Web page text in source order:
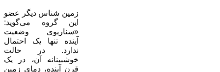
زمین شناس دیگر عضو
این گروه می‌گوید:
«سناریوی وضعیت
آینده تنها یک احتمال
ندارد. در حالت
خوشبینانه آن، در یک
قرن آینده، دمای زمین